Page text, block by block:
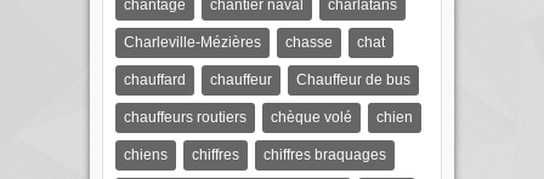
chantage chantier naval charlatans
Charleville-Mézières chasse chat
chauffard chauffeur Chauffeur de bus
chauffeurs routiers chèque volé chien
chiens chiffres chiffres braquages